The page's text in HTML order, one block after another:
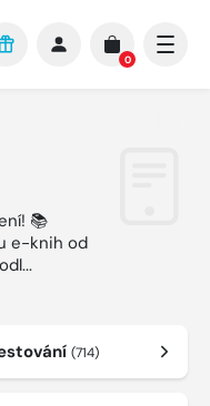
0
📚
e-knih od
...
(714)